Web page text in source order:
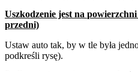
Uszkodzenie jest na
przedni)
Ustaw auto tak, by w tle była
podkreśli rysę).